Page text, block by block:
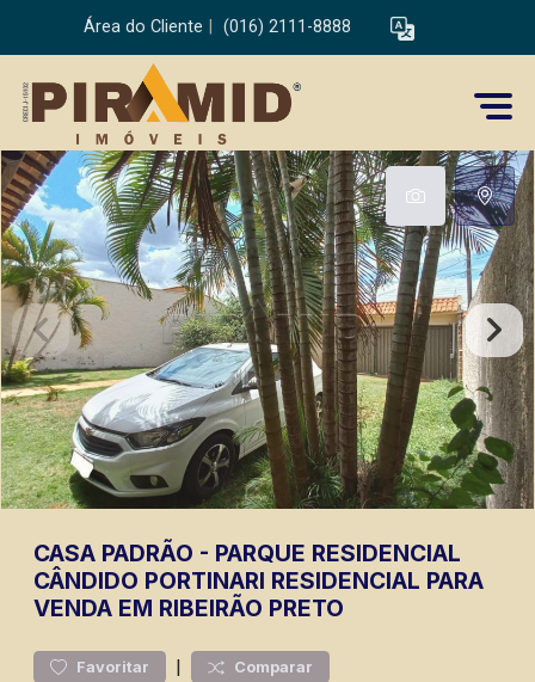
Área do Cliente (016) 2111-8888
CASA PADRÃO - PARQUE RESIDENCIAL
CÂNDIDO PORTINARI RESIDENCIAL PARA
VENDA EM RIBEIRÃO PRETO
Favoritar | Comparar